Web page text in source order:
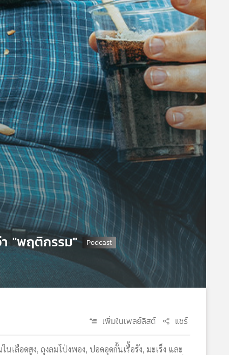
า "พฤติกรรม"
เพิ่มในเพลย์ลิสต์ แชร์
ลือดสูง, ถุงลมโป่งพอง, ปอดอุดกั้นเรื้อรัง, มะเร็ง และ